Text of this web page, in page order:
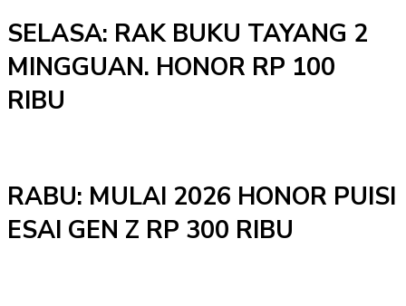
SELASA: RAK BUKU TAYANG 2
MINGGUAN. HONOR RP 100
RIBU
RABU: MULAI 2026 HONOR PUISI
ESAI GEN Z RP 300 RIBU